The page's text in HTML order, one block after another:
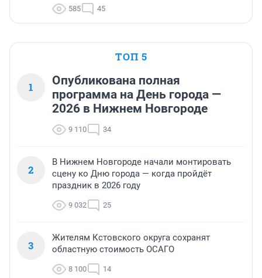
585 45
ТОП 5
1
Опубликована полная
программа на День города —
2026 в Нижнем Новгороде
9 110 34
2
В Нижнем Новгороде начали монтировать
сцену ко Дню города — когда пройдёт
праздник в 2026 году
9 032 25
3
Жителям Кстовского округа сохранят
областную стоимость ОСАГО
8 100 14